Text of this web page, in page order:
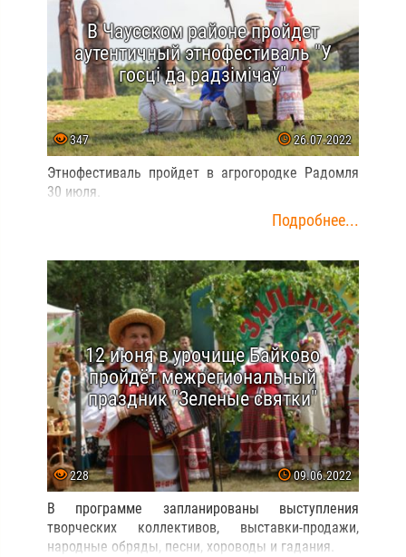
В Чаусском районе пройдет
аутентичный этнофестиваль "У
госцi да радзiмiчаў"
347 26.07.2022
Этнофестиваль пройдет в агрогородке Радомля
30 июля.
Подробнее...
12 июня в урочище Байково
пройдёт межрегиональный
праздник "Зеленые святки"
228 09.06.2022
В программе запланированы выступления
творческих коллективов, выставки-продажи,
народные обряды, песни, хороводы и гадания.